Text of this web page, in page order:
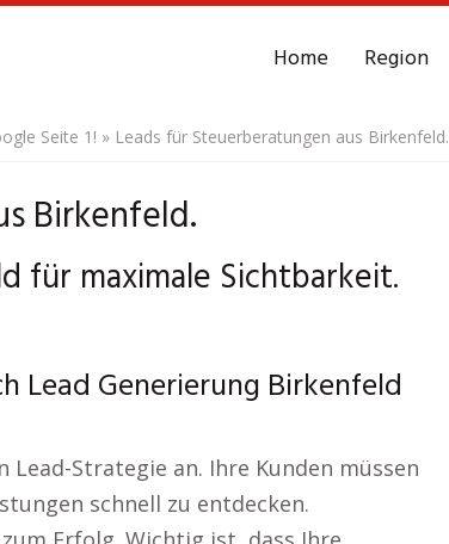
Home Region
Seite 1! » Leads für Steuerberatungen aus Birkenfeld.
Birkenfeld.
für maximale Sichtbarkeit.
Lead Generierung Birkenfeld
Strategie an. Ihre Kunden müssen
schnell zu entdecken.